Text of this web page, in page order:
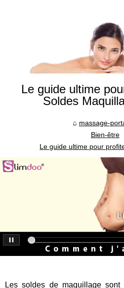
Le guide ultime
Soldes
massage-
Bien-être
Le guide ultime pour
Les soldes de maquillage